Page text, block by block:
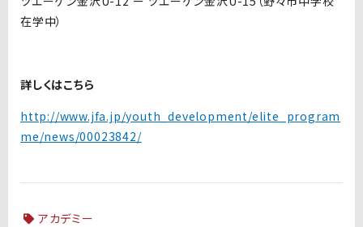
在学中）
詳しくはこちら
http://www.jfa.jp/youth_development/elite_program
me/news/00023842/
アカデミー